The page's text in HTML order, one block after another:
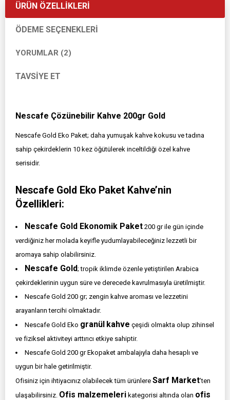
ÜRÜN ÖZELLIKLERI
ÖDEME SEÇENEKLERI
YORUMLAR (2)
TAVSIYE ET
Nescafe Çözünebilir Kahve 200gr Gold
Nescafe Gold Eko Paket; daha yumuşak kahve kokusu ve tadına
sahip çekirdeklerin 10 kez öğütülerek inceltildiği özel kahve
serisidir.
Nescafe Gold Eko Paket Kahve’nin
Özellikleri:
Nescafe Gold Ekonomik Paket 200 gr ile gün içinde
verdiğiniz her molada keyifle yudumlayabileceğiniz lezzetli bir
aromaya sahip olabilirsiniz.
Nescafe Gold; tropik iklimde özenle yetiştirilen Arabica
çekirdeklerinin uygun süre ve derecede kavrulmasıyla üretilmiştir.
Nescafe Gold 200 gr; zengin kahve aroması ve lezzetini
arayanların tercihi olmaktadır.
Nescafe Gold Eko granül kahve çeşidi olmakta olup zihinsel
ve fiziksel aktiviteyi arttırıcı etkiye sahiptir.
Nescafe Gold 200 gr Ekopaket ambalajıyla daha hesaplı ve
uygun bir hale getirilmiştir.
Ofisiniz için ihtiyacınız olabilecek tüm ürünlere Sarf Market’ten
ulaşabilirsiniz. Ofis malzemeleri kategorisi altında olan ofis